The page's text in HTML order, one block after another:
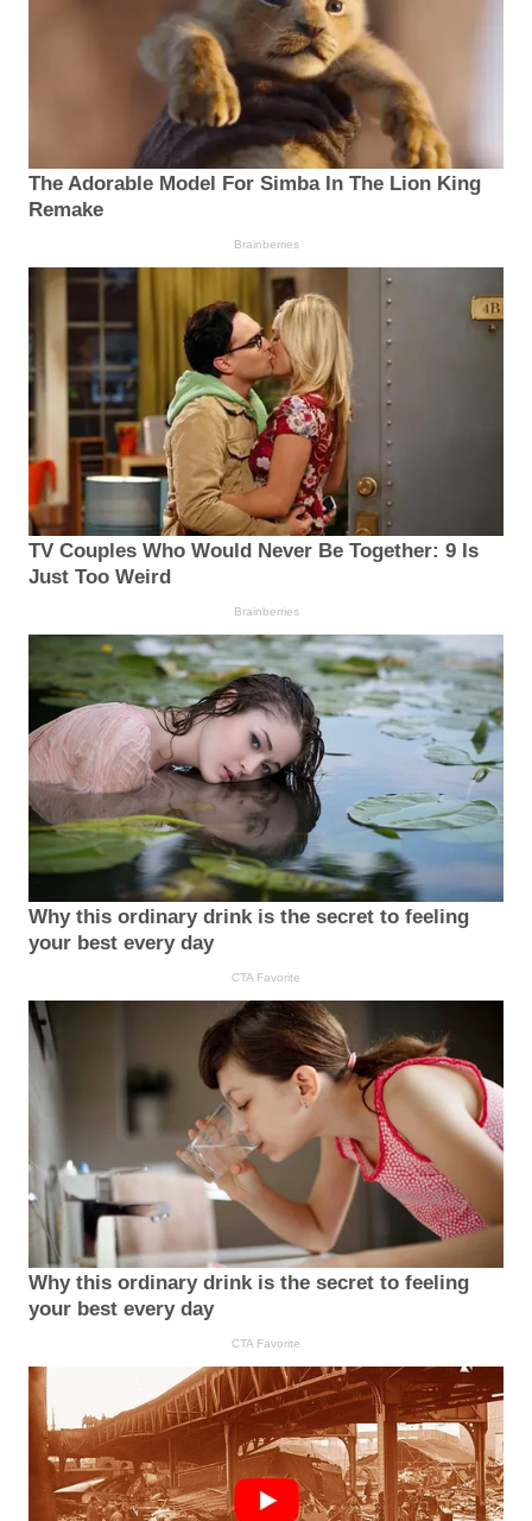
The Adorable Model For Simba In The Lion King
Remake
Brainberries
TV Couples Who Would Never Be Together: 9 Is
Just Too Weird
Brainberries
Why this ordinary drink is the secret to feeling
your best every day
CTA Favorite
Why this ordinary drink is the secret to feeling
your best every day
CTA Favorite